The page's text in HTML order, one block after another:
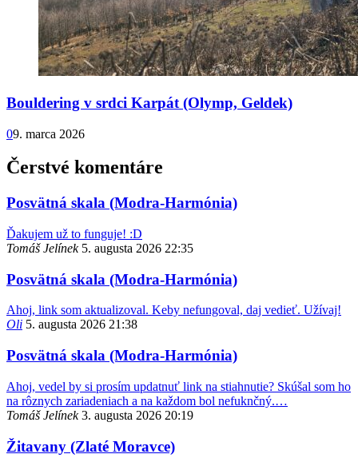
Bouldering v srdci Karpát (Olymp, Geldek)
09. marca 2026
Čerstvé komentáre
Posvätná skala (Modra-Harmónia)
Ďakujem už to funguje! :D
Tomáš Jelínek 5. augusta 2026 22:35
Posvätná skala (Modra-Harmónia)
Ahoj, link som aktualizoval. Keby nefungoval, daj vedieť. Užívaj!
Oli 5. augusta 2026 21:38
Posvätná skala (Modra-Harmónia)
Ahoj, vedel by si prosím updatnuť link na stiahnutie? Skúšal som ho
na rôznych zariadeniach a na každom bol nefuknčný.…
Tomáš Jelínek 3. augusta 2026 20:19
Žitavany (Zlaté Moravce)